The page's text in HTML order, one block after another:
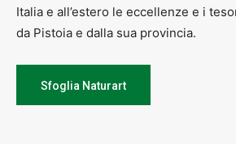
Italia e all’estero le eccellenze e i
da Pistoia e dalla sua provincia.
Sfoglia Naturart